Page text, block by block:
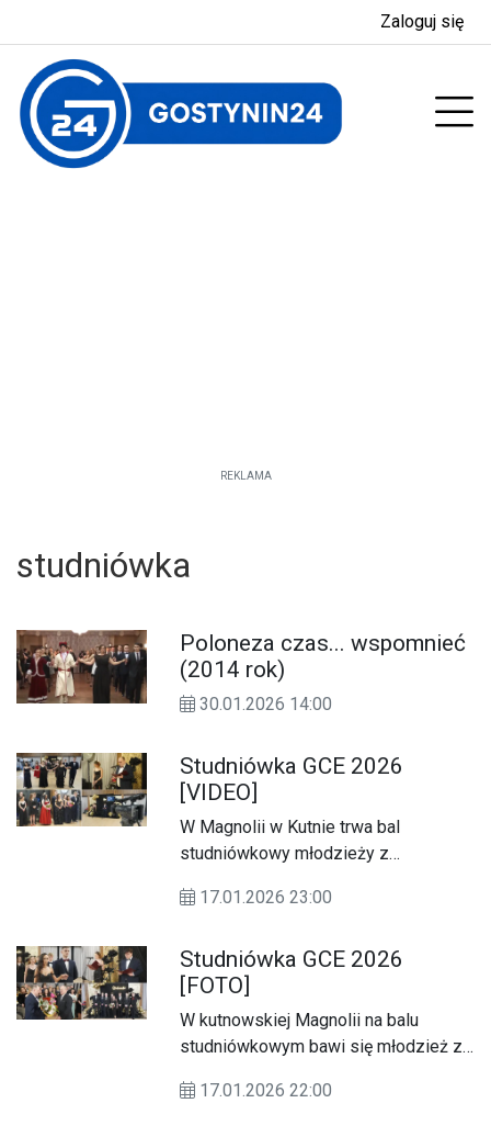
Zaloguj się
REKLAMA
studniówka
Poloneza czas... wspomnieć
(2014 rok)
30.01.2026 14:00
Studniówka GCE 2026
[VIDEO]
W Magnolii w Kutnie trwa bal
studniówkowy młodzieży z
Edukacyjnego.
17.01.2026 23:00
Studniówka GCE 2026
[FOTO]
W kutnowskiej Magnolii na balu
studniówkowym bawi się młodzież z
Edukacyjnego.
17.01.2026 22:00